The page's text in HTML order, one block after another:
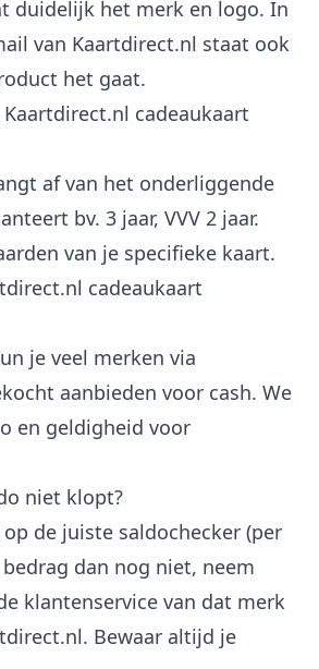
duidelijk het merk en logo. In
van Kaartdirect.nl staat ook
het gaat.
cadeaukaart
af van het onderliggende
bv. 3 jaar, VVV 2 jaar.
van je specifieke kaart.
cadeaukaart
je veel merken via
aanbieden voor cash. We
en geldigheid voor
niet klopt?
de juiste saldochecker (per
dan nog niet, neem
klantenservice van dat merk
Bewaar altijd je